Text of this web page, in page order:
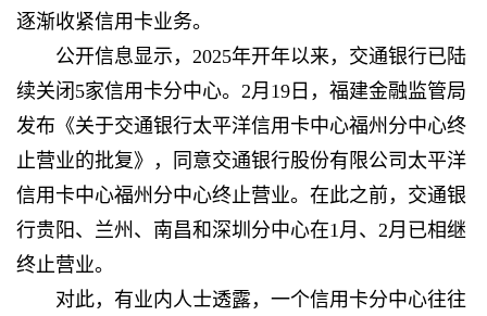
逐渐收紧信用卡业务。
公开信息显示，2025年开年以来，交通银行已陆
续关闭5家信用卡分中心。2月19日，福建金融监管局
发布《关于交通银行太平洋信用卡中心福州分中心终
止营业的批复》，同意交通银行股份有限公司太平洋
信用卡中心福州分中心终止营业。在此之前，交通银
行贵阳、兰州、南昌和深圳分中心在1月、2月已相继
终止营业。
对此，有业内人士透露，一个信用卡分中心往往